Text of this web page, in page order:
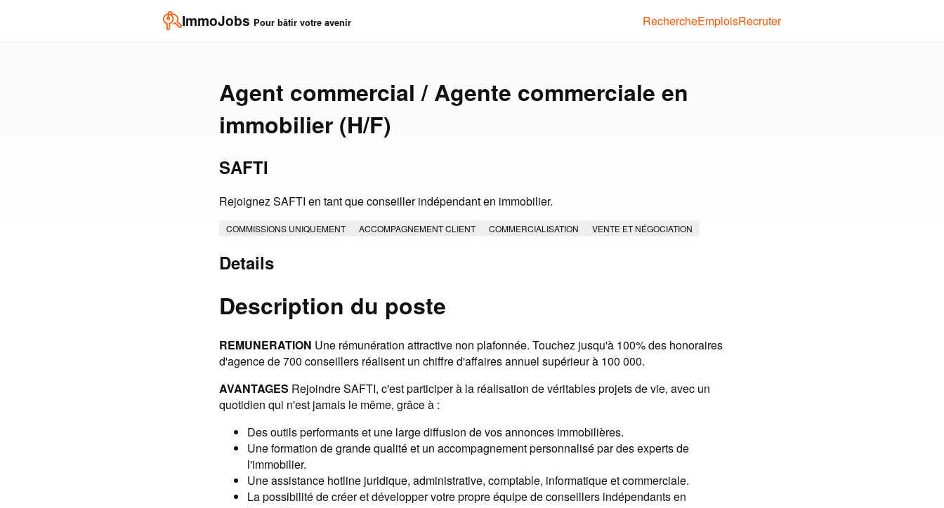
ImmoJobs Pour bâtir votre avenir RechercheEmploisRecruter
Agent commercial / Agente commerciale en
immobilier (H/F)
SAFTI
Rejoignez SAFTI en tant que conseiller indépendant en immobilier.
COMMISSIONS UNIQUEMENT ACCOMPAGNEMENT CLIENT COMMERCIALISATION VENTE ET NÉGOCIATION
Details
Description du poste
REMUNERATION Une rémunération attractive non plafonnée. Touchez jusqu'à 100% des honoraires
d'agence de 700 conseillers réalisent un chiffre d'affaires annuel supérieur à 100 000.
AVANTAGES Rejoindre SAFTI, c'est participer à la réalisation de véritables projets de vie, avec un
quotidien qui n'est jamais le même, grâce à :
Des outils performants et une large diffusion de vos annonces immobilières.
Une formation de grande qualité et un accompagnement personnalisé par des experts de
l'immobilier.
Une assistance hotline juridique, administrative, comptable, informatique et commerciale.
La possibilité de créer et développer votre propre équipe de conseillers indépendants en